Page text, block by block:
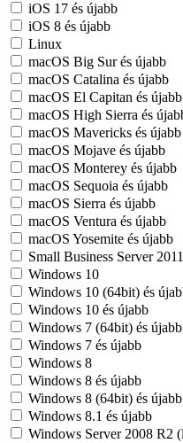
iOS 17 és újabb
iOS 8 és újabb
Linux
macOS Big Sur és újabb
macOS Catalina és újabb
macOS El Capitan és újabb
macOS High Sierra és
macOS Mavericks és újabb
macOS Mojave és újabb
macOS Monterey és újabb
macOS Sequoia és újabb
macOS Sierra és újabb
macOS Ventura és újabb
macOS Yosemite és újabb
Small Business Server
Windows 10
Windows 10 (64bit) és
Windows 10 és újabb
Windows 7 (64bit) és újabb
Windows 7 és újabb
Windows 8
Windows 8 és újabb
Windows 8 (64bit) és újabb
Windows 8.1 és újabb
Windows Server 2008 R2